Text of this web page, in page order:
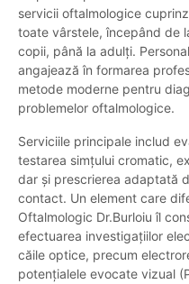
servicii oftalmologice
toate vârstele, începând de
copii, până la adulți.
angajează în formarea
metode moderne pentru
problemelor oftalmologice.
Serviciile principale includ
testarea simțului cromatic,
dar și prescrierea adaptată
contact. Un element care
Oftalmologic Dr.Burloiu îl
efectuarea investigațiilor
căile optice, precum
potențialele evocate vizual